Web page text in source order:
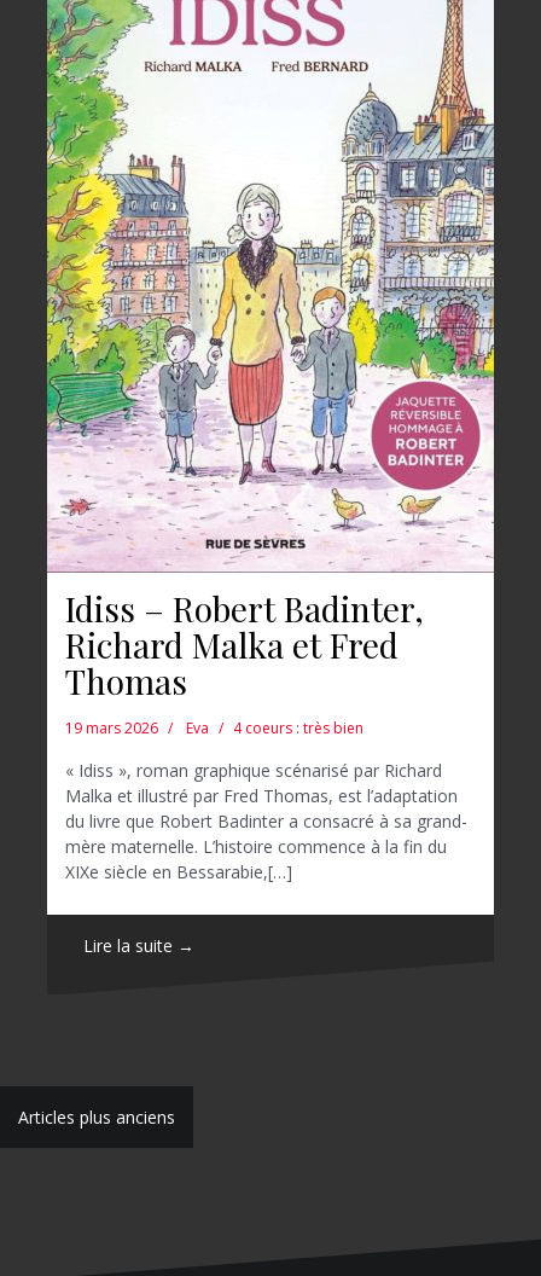
Idiss – Robert Badinter,
Richard Malka et Fred
Thomas
19 mars 2026 Eva 4 coeurs : très bien
« Idiss », roman graphique scénarisé par Richard
Malka et illustré par Fred Thomas, est l’adaptation
du livre que Robert Badinter a consacré à sa grand-
mère maternelle. L’histoire commence à la fin du
XIXe siècle en Bessarabie,[…]
Lire la suite →
N
Articles plus anciens